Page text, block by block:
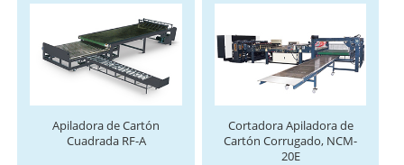
Apiladora de Cartón
Cuadrada RF-A
Cortadora Apiladora de
Cartón Corrugado, NCM-
20E